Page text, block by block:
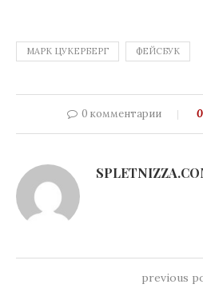
МАРК ЦУКЕРБЕРГ ФЕЙСБУК
0 комментарии 0
previous